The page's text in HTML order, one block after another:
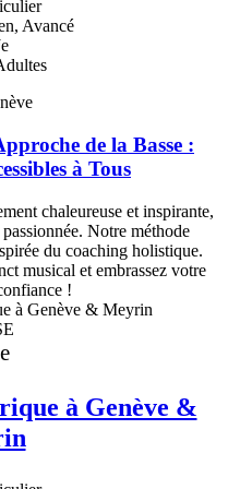
Avancé
de la Basse :
à Tous
chaleureuse et inspirante,
Notre méthode
du coaching holistique.
musical et embrassez votre
!
à Genève &